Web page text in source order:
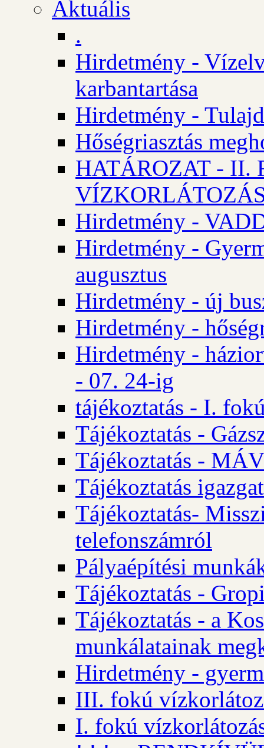
Aktuális
.
Hirdetmény -
karbantartása
Hirdetmény -
Hőségriasztás
HATÁROZAT - II.
Hirdetmény -
Hirdetmény -
augusztus
Hirdetmény - új
Hirdetmény -
Hirdetmény -
- 07. 24-ig
tájékoztatás - I.
Tájékoztatás -
Tájékoztatás -
Tájékoztatás
Tájékoztatás-
telefonszámról
Pályaépítési
Tájékoztatás -
Tájékoztatás - a
munkálatainak
Hirdetmény -
III. fokú
I. fokú